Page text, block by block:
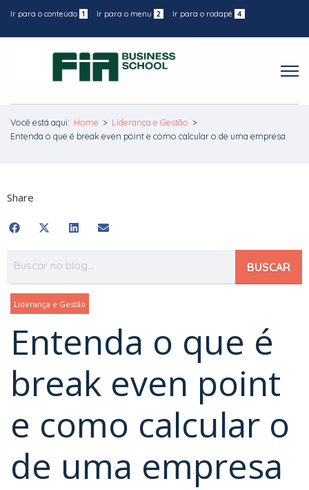
Ir para o conteúdo 1 Ir para o menu 2 Ir para o rodapé 4
Você está aqui: Home > Liderança e Gestão >
Entenda o que é break even point e como calcular o de uma empresa
Share
BUSCAR
Liderança e Gestão
Entenda o que é
break even point
e como calcular o
de uma empresa